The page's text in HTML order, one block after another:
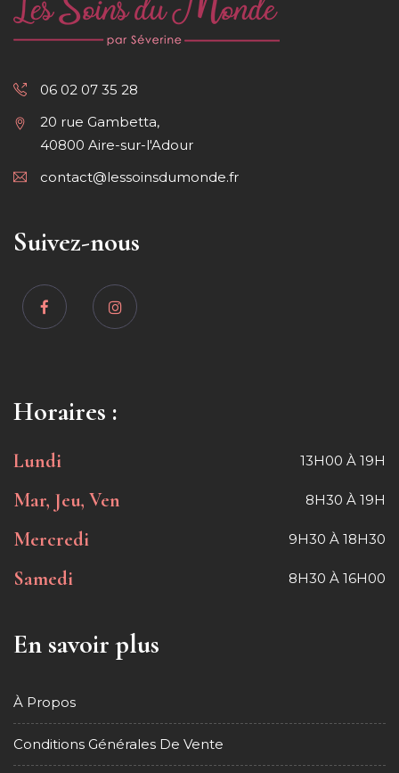
06 02 07 35 28
20 rue Gambetta,
40800 Aire-sur-l'Adour
contact@lessoinsdumonde.fr
Suivez-nous
Horaires :
Lundi 13H00 À 19H
Mar, Jeu, Ven 8H30 À 19H
Mercredi 9H30 À 18H30
Samedi 8H30 À 16H00
En savoir plus
À Propos
Conditions Générales De Vente